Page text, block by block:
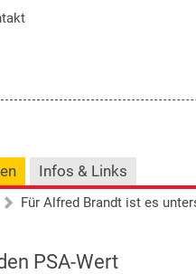
Infos & Links
PSA-Wert